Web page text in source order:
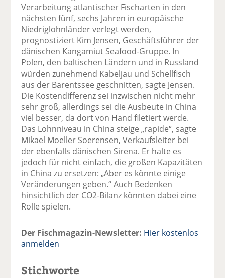
Verarbeitung atlantischer Fischarten in den
nächsten fünf, sechs Jahren in europäische
Niedriglohnländer verlegt werden,
prognostiziert Kim Jensen, Geschäftsführer der
dänischen Kangamiut Seafood-Gruppe. In
Polen, den baltischen Ländern und in Russland
würden zunehmend Kabeljau und Schellfisch
aus der Barentssee geschnitten, sagte Jensen.
Die Kostendifferenz sei inzwischen nicht mehr
sehr groß, allerdings sei die Ausbeute in China
viel besser, da dort von Hand filetiert werde.
Das Lohnniveau in China steige „rapide“, sagte
Mikael Moeller Soerensen, Verkaufsleiter bei
der ebenfalls dänischen Sirena. Er halte es
jedoch für nicht einfach, die großen Kapazitäten
in China zu ersetzen: „Aber es könnte einige
Veränderungen geben.“ Auch Bedenken
hinsichtlich der CO2-Bilanz könnten dabei eine
Rolle spielen.
Der Fischmagazin-Newsletter: Hier kostenlos
anmelden
Stichworte